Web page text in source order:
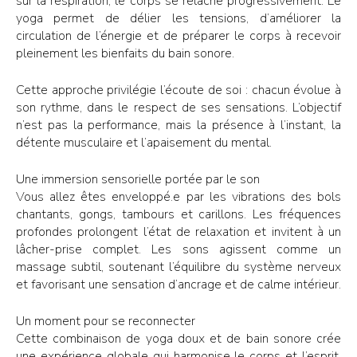
yoga permet de délier les tensions, d’améliorer la
circulation de l’énergie et de préparer le corps à recevoir
pleinement les bienfaits du bain sonore.
Cette approche privilégie l’écoute de soi : chacun évolue à
son rythme, dans le respect de ses sensations. L’objectif
n’est pas la performance, mais la présence à l’instant, la
détente musculaire et l’apaisement du mental.
Une immersion sensorielle portée par le son
Vous allez êtes enveloppé.e par les vibrations des bols
chantants, gongs, tambours et carillons. Les fréquences
profondes prolongent l’état de relaxation et invitent à un
lâcher-prise complet. Les sons agissent comme un
massage subtil, soutenant l’équilibre du système nerveux
et favorisant une sensation d’ancrage et de calme intérieur.
Un moment pour se reconnecter
Cette combinaison de yoga doux et de bain sonore crée